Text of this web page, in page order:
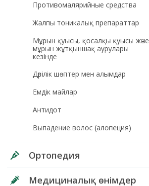
Противомалярийные средства
Жалпы тоникалық препараттар
Мұрын қуысы, қосалқы қуысы және
мұрын жұтқыншақ аурулары
кезінде
Дәрілік шөптер мен алымдар
Емдік майлар
Антидот
Выпадение волос (алопеция)
Ортопедия
Медициналық өнімдер